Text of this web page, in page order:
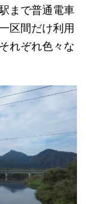
まで普通電車
区間だけ利用
れぞれ色々な